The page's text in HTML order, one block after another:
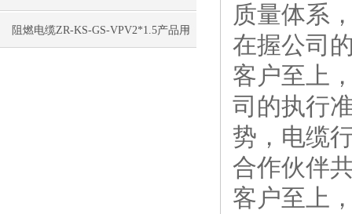
阻燃电缆ZR-KS-GS-VPV2*1.5产品用
质量体系
在握公司
客户至上
司的执行
势，电缆
合作伙伴
客户至上